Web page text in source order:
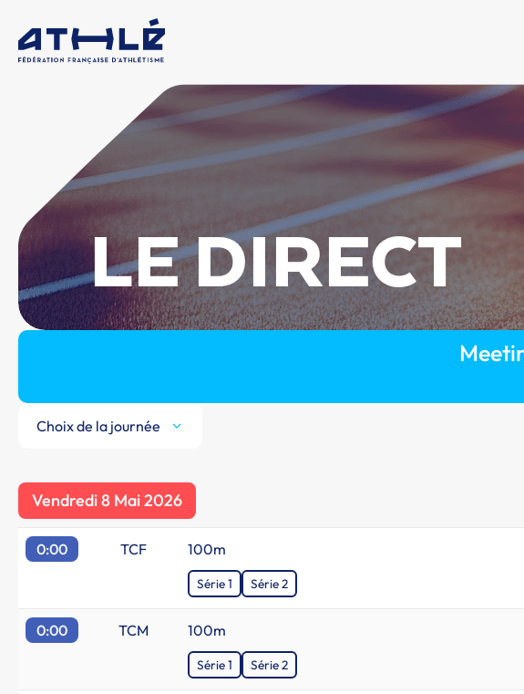
LE DIRECT
Choix de la journée
Vendredi 8 Mai 2026
0:00 TCF 100m
Série 1 Série 2
0:00 TCM 100m
Série 1 Série 2